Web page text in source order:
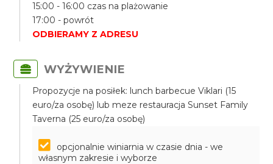
15:00 - 16:00 czas na plażowanie
17:00 - powrót
ODBIERAMY Z ADRESU
WYŻYWIENIE
Propozycje na posiłek: lunch barbecue Viklari (15
euro/za osobę) lub meze restauracja Sunset Family
Taverna (25 euro/za osobę)
opcjonalnie winiarnia w czasie dnia - we
własnym zakresie i wyborze